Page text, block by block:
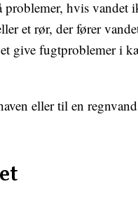
problemer, hvis vandet
et rør, der fører
give fugtproblemer i
eller til en